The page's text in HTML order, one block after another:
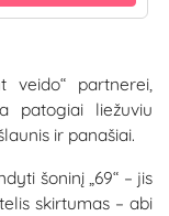
veido“ partnerei,
patogiai liežuviu
ir panašiai.
šoninį „69“ – jis
skirtumas – abi